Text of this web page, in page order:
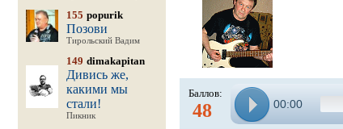
155 popurik
Позови
Тирольский Вадим
149 dimakapitan
Дивись же,
какими мы
стали!
Пикник
Баллов:
48 00:00